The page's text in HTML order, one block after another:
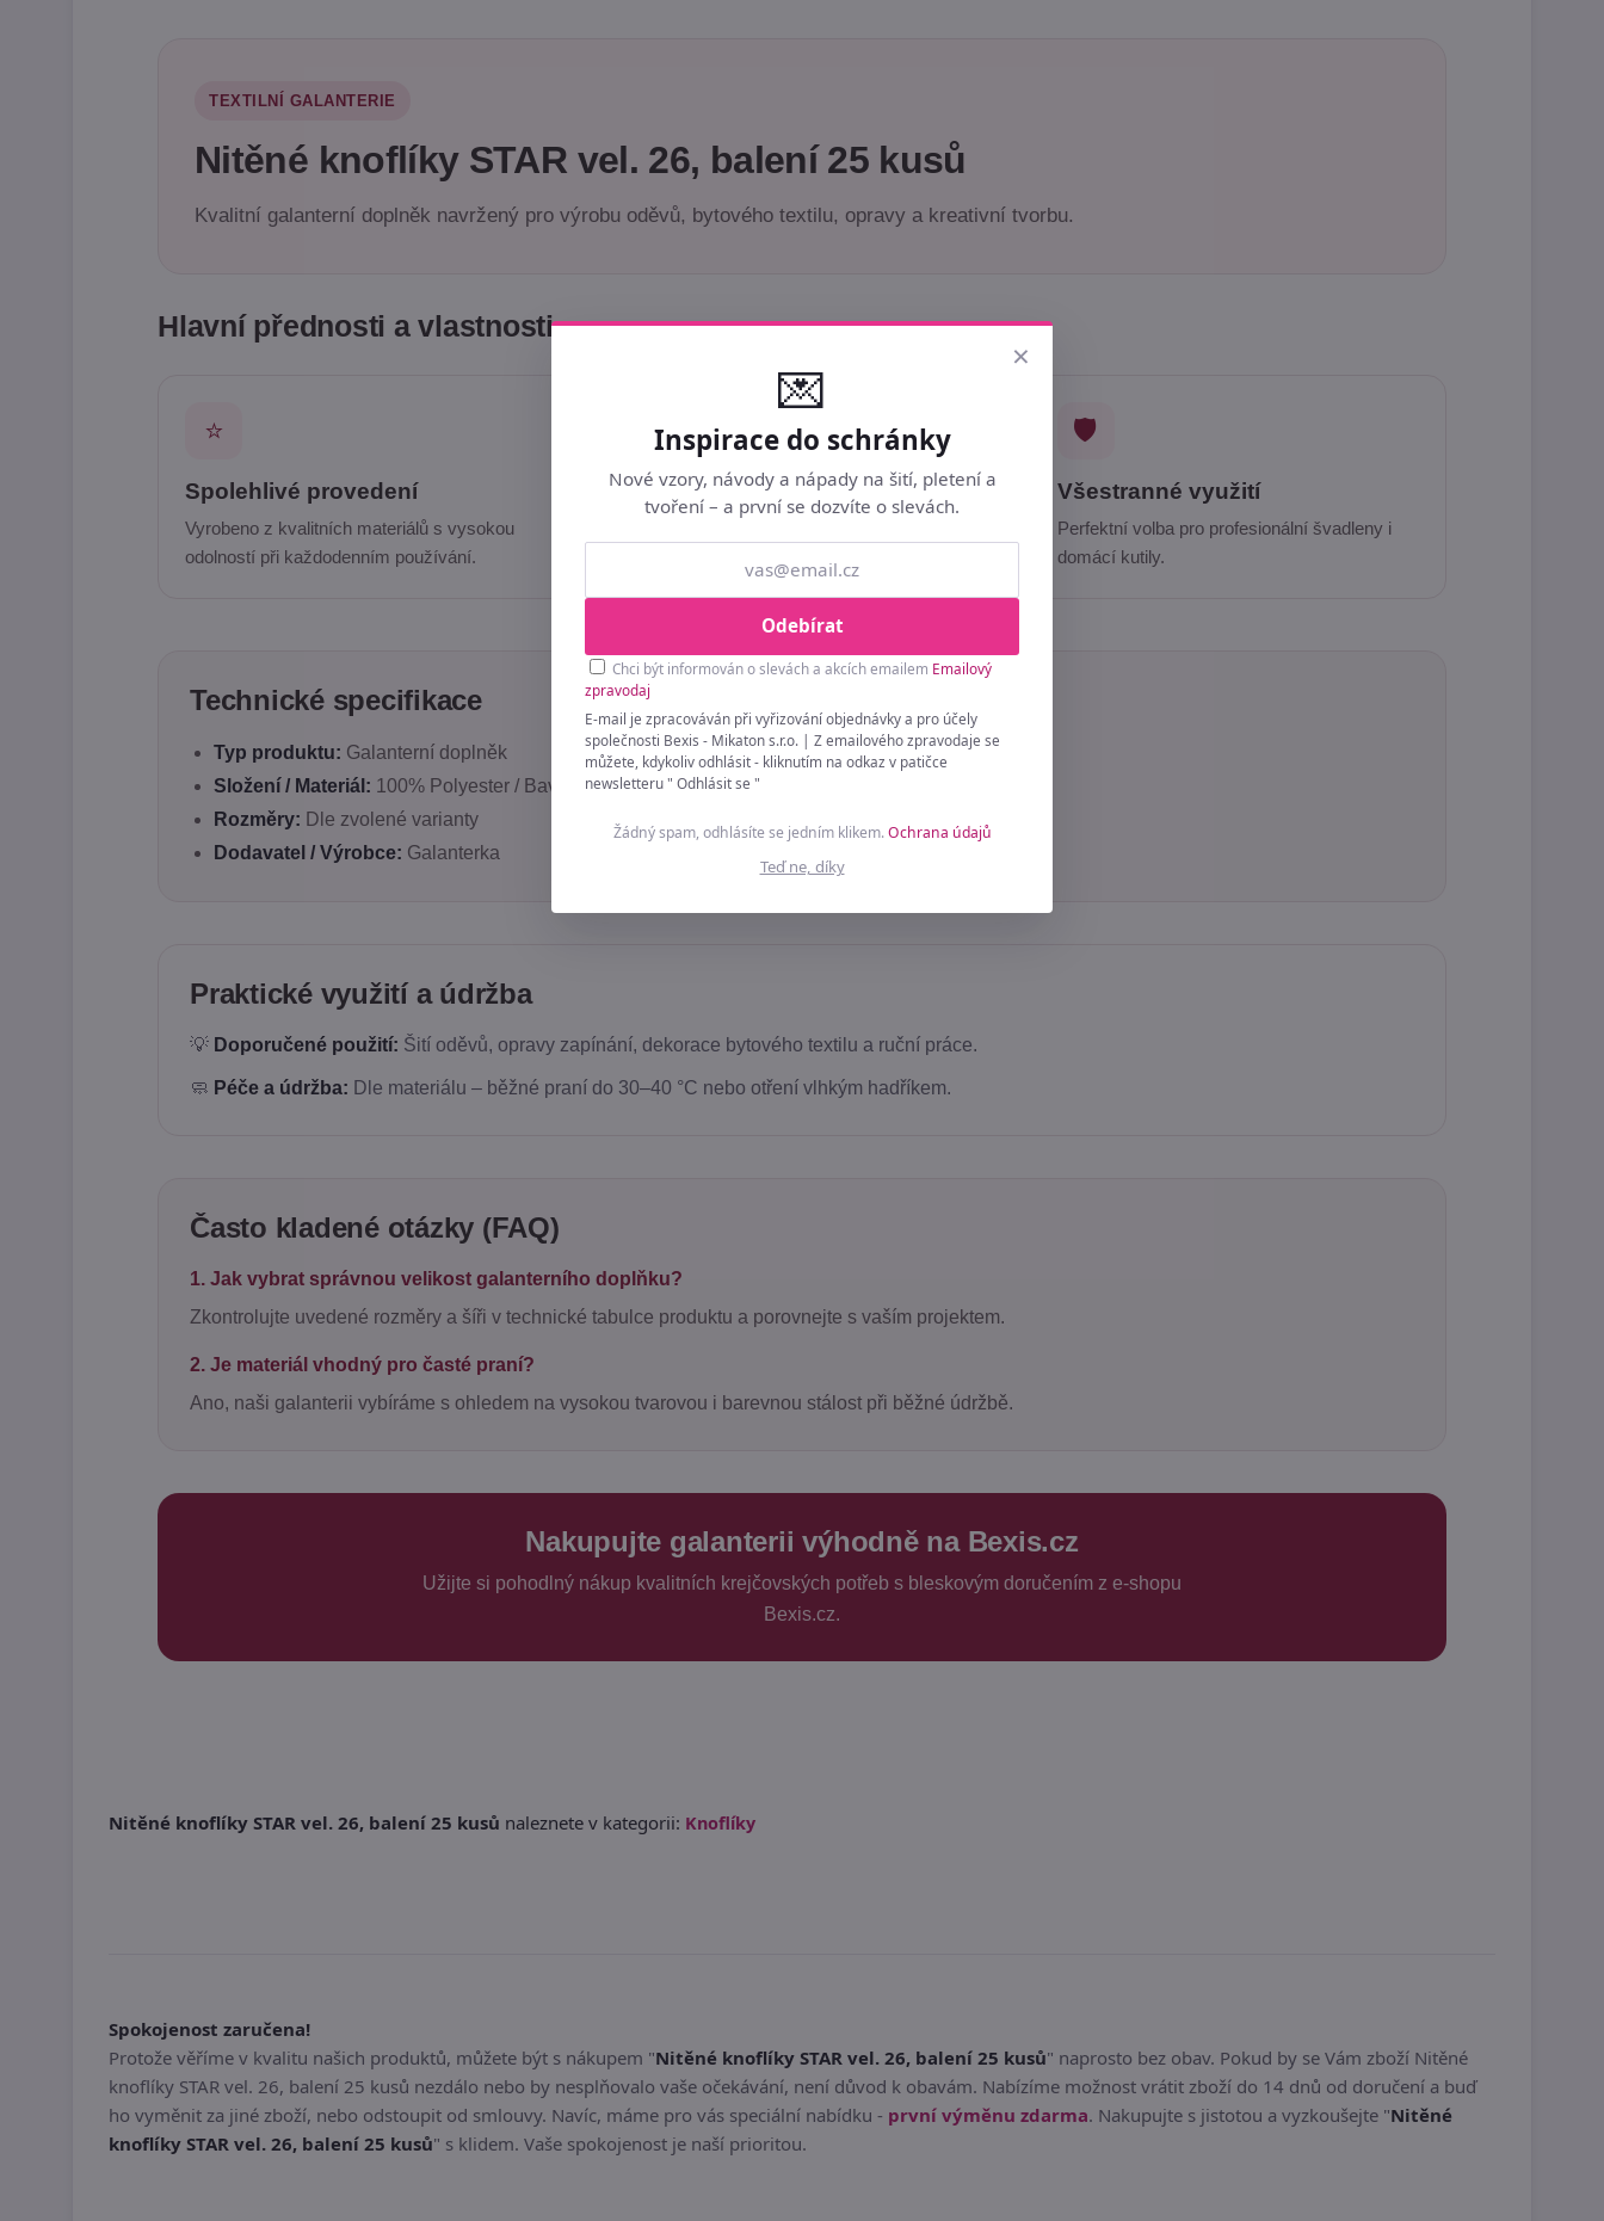
TEXTILNÍ GALANTERIE
Nitěné knoflíky STAR vel. 26, balení 25 kusů
Kvalitní galanterní doplněk navržený pro výrobu oděvů, bytového textilu, opravy a kreativní tvorbu.
Hlavní přednosti a vlastnosti
⭐
Spolehlivé provedení
Vyrobeno z kvalitních materiálů s vysokou
odolností při každodenním používání.
✂️
Snadná aplikace
🛡️
Všestranné využití
Perfektní volba pro profesionální švadleny i
domácí kutily.
Technické specifikace
Typ produktu: Galanterní doplněk
Složení / Materiál: 100% Polyester / Bavlna / Plast / Kov
Rozměry: Dle zvolené varianty
Dodavatel / Výrobce: Galanterka
Praktické využití a údržba
💡 Doporučené použití: Šití oděvů, opravy zapínání, dekorace bytového textilu a ruční práce.
🧼 Péče a údržba: Dle materiálu – běžné praní do 30–40 °C nebo otření vlhkým hadříkem.
Často kladené otázky (FAQ)
1. Jak vybrat správnou velikost galanterního doplňku?
Zkontrolujte uvedené rozměry a šíři v technické tabulce produktu a porovnejte s vaším projektem.
2. Je materiál vhodný pro časté praní?
Ano, naši galanterii vybíráme s ohledem na vysokou tvarovou i barevnou stálost při běžné údržbě.
Nakupujte galanterii výhodně na Bexis.cz
Užijte si pohodlný nákup kvalitních krejčovských potřeb s bleskovým doručením z e-shopu
Bexis.cz.
Nitěné knoflíky STAR vel. 26, balení 25 kusů naleznete v kategorii: Knoflíky
Spokojenost zaručena!
Protože věříme v kvalitu našich produktů, můžete být s nákupem "Nitěné knoflíky STAR vel. 26, balení 25 kusů" naprosto bez obav. Pokud by se Vám zboží Nitěné
knoflíky STAR vel. 26, balení 25 kusů nezdálo nebo by nesplňovalo vaše očekávání, není důvod k obavám. Nabízíme možnost vrátit zboží do 14 dnů od doručení a buď
ho vyměnit za jiné zboží, nebo odstoupit od smlouvy. Navíc, máme pro vás speciální nabídku - první výměnu zdarma. Nakupujte s jistotou a vyzkoušejte "Nitěné
knoflíky STAR vel. 26, balení 25 kusů" s klidem. Vaše spokojenost je naší prioritou.
×
💌
Inspirace do schránky
Nové vzory, návody a nápady na šití, pletení a
tvoření – a první se dozvíte o slevách.
Odebírat
Chci být informován o slevách a akcích emailem Emailový
zpravodaj
E-mail je zpracováván při vyřizování objednávky a pro účely
společnosti Bexis - Mikaton s.r.o. | Z emailového zpravodaje se
můžete, kdykoliv odhlásit - kliknutím na odkaz v patičce
newsletteru " Odhlásit se "
Žádný spam, odhlásíte se jedním klikem.Ochrana údajů
Teď ne, díky